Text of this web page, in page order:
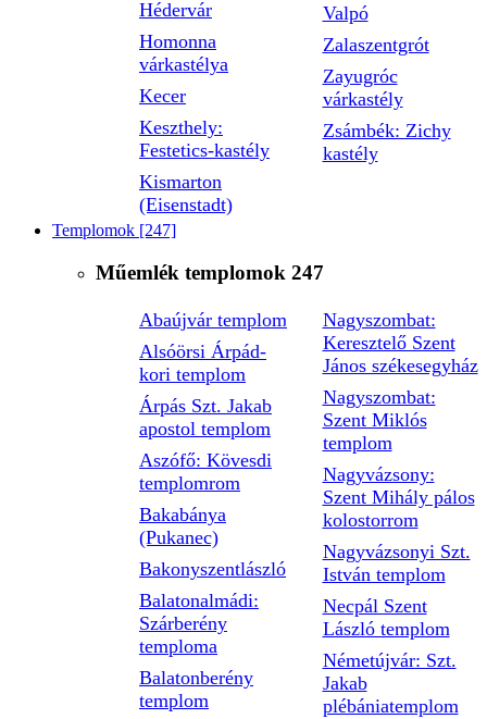
Hédervár
Homonna
várkastélya
Kecer
Keszthely:
Festetics-kastély
Kismarton
(Eisenstadt)
Valpó
Zalaszentgrót
Zayugróc
várkastély
Zsámbék: Zichy
kastély
Templomok [247]
Műemlék templomok 247
Abaújvár templom
Alsóörsi Árpád-
kori templom
Árpás Szt. Jakab
apostol templom
Aszófő: Kövesdi
templomrom
Bakabánya
(Pukanec)
Bakonyszentlászló
Balatonalmádi:
Szárberény
temploma
Balatonberény
templom
Nagyszombat:
Keresztelő Szent
János székesegyház
Nagyszombat:
Szent Miklós
templom
Nagyvázsony:
Szent Mihály pálos
kolostorrom
Nagyvázsonyi Szt.
István templom
Necpál Szent
László templom
Németújvár: Szt.
Jakab
plébániatemplom